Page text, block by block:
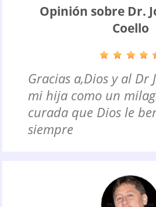
Opinión sobre Dr.
Coello
Gracias a,Dios y al Dr
mi hija como un
curada que Dios le
siempre